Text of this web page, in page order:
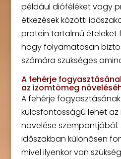
például dióféléket vagy
étkezések közötti
protein tartalmú ételeket
hogy folyamatosan
számára szükséges
A fehérje
az izomtömeg
A fehérje
kulcsfontosságú lehet
növelése szempontjából.
időszakban különösen
mivel ilyenkor van